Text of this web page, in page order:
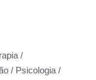
/
/ Psicologia /